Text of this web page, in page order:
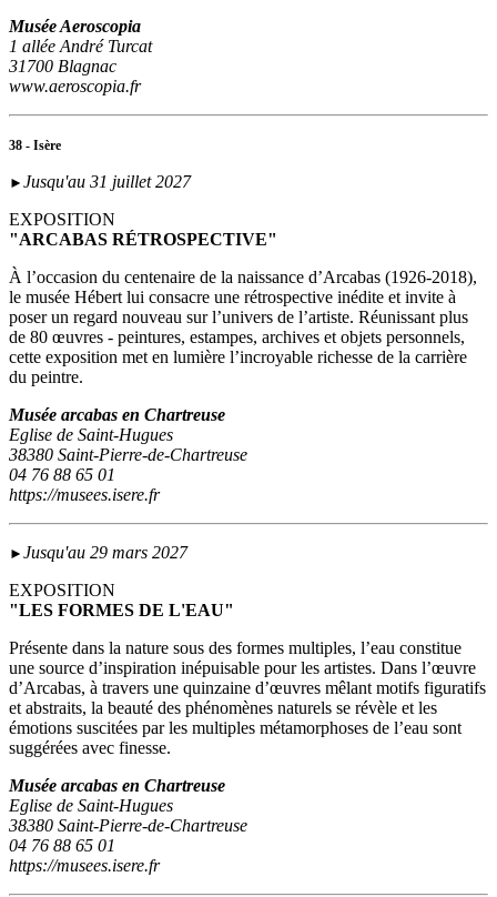
Musée Aeroscopia
1 allée André Turcat
31700 Blagnac
www.aeroscopia.fr
38 - Isère
► Jusqu'au 31 juillet 2027
EXPOSITION
"ARCABAS RÉTROSPECTIVE"
À l’occasion du centenaire de la naissance d’Arcabas (1926-2018),
le musée Hébert lui consacre une rétrospective inédite et invite à
poser un regard nouveau sur l’univers de l’artiste. Réunissant plus
de 80 œuvres - peintures, estampes, archives et objets personnels,
cette exposition met en lumière l’incroyable richesse de la carrière
du peintre.
Musée arcabas en Chartreuse
Eglise de Saint-Hugues
38380 Saint-Pierre-de-Chartreuse
04 76 88 65 01
https://musees.isere.fr
► Jusqu'au 29 mars 2027
EXPOSITION
"LES FORMES DE L'EAU"
Présente dans la nature sous des formes multiples, l’eau constitue
une source d’inspiration inépuisable pour les artistes. Dans l’œuvre
d’Arcabas, à travers une quinzaine d’œuvres mêlant motifs figuratifs
et abstraits, la beauté des phénomènes naturels se révèle et les
émotions suscitées par les multiples métamorphoses de l’eau sont
suggérées avec finesse.
Musée arcabas en Chartreuse
Eglise de Saint-Hugues
38380 Saint-Pierre-de-Chartreuse
04 76 88 65 01
https://musees.isere.fr